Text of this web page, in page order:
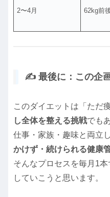
2〜4月 62kg前
✍️ 最後に：この企
このダイエットは「ただ
し全体を整える挑戦でも
仕事・家族・趣味と両立
かけず・続けられる健康
そんなプロセスを毎月1
していこうと思います。